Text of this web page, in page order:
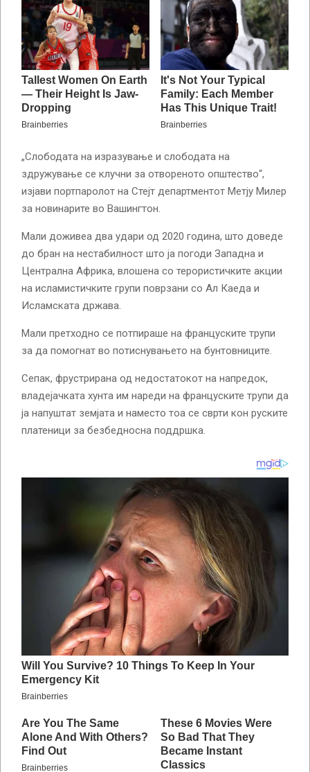
„Слободата на изразување и слободата на
здружување се клучни за отвореното општество“,
изјави портпаролот на Стејт департментот Метју Милер
за новинарите во Вашингтон.
Мали доживеа два удари од 2020 година, што доведе
до бран на нестабилност што ја погоди Западна и
Централна Африка, влошена со терористичките акции
на исламистичките групи поврзани со Ал Каеда и
Исламската држава.
Мали претходно се потпираше на француските трупи
за да помогнат во потиснувањето на бунтовниците.
Сепак, фрустрирана од недостатокот на напредок,
владејачката хунта им нареди на француските трупи да
ја напуштат земјата и наместо тоа се сврти кон руските
платеници за безбедносна поддршка.